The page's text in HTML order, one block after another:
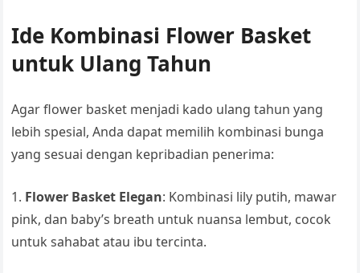
Ide Kombinasi Flower Basket
untuk Ulang Tahun
Agar flower basket menjadi kado ulang tahun yang
lebih spesial, Anda dapat memilih kombinasi bunga
yang sesuai dengan kepribadian penerima:
1. Flower Basket Elegan: Kombinasi lily putih, mawar
pink, dan baby’s breath untuk nuansa lembut, cocok
untuk sahabat atau ibu tercinta.